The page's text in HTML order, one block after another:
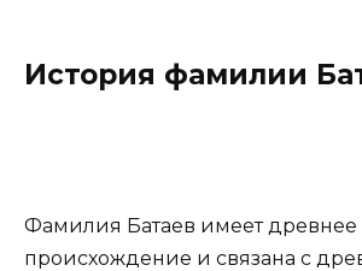
История фамилии
Фамилия Батаев имеет древнее
происхождение и связана с